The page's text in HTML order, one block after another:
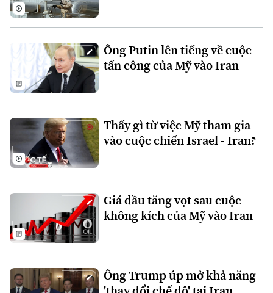
Theo dõi Hà Nội On
Ông Putin lên tiếng về cuộc
tấn công của Mỹ vào Iran
Thấy gì từ việc Mỹ tham gia
vào cuộc chiến Israel - Iran?
Giá dầu tăng vọt sau cuộc
không kích của Mỹ vào Iran
Ông Trump úp mở khả năng